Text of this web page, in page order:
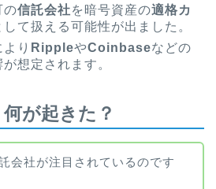
の信託会社を暗号資産の適格カ
して扱える可能性が出ました。
り RippleやCoinbaseなどの
想定されます。
が起きた？
会社が注目されているのです